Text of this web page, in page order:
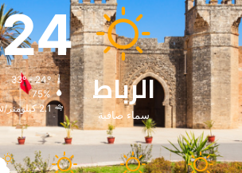
الرباط
سماء صافية
24
33º - 24º
75%
2.1 كيلومتر/ساعة